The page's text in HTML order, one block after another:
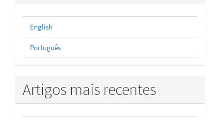
English
Português
Artigos mais recentes